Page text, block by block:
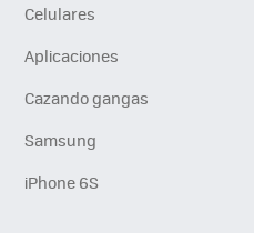
Celulares
Aplicaciones
Cazando gangas
Samsung
iPhone 6S